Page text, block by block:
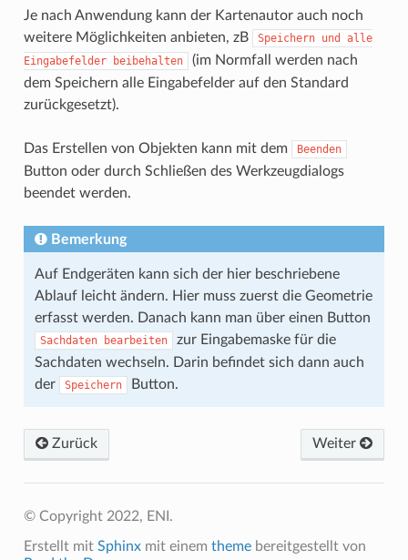
Je nach Anwendung kann der Kartenautor auch noch
weitere Möglichkeiten anbieten, zB
Speichern und
alle
Eingabefelder
beibehalten
(im Normfall werden nach
dem Speichern alle Eingabefelder auf den Standard
zurückgesetzt).
Das Erstellen von Objekten kann mit dem Beenden
Button oder durch Schließen des Werkzeugdialogs
beendet werden.
Bemerkung
Auf Endgeräten kann sich der hier beschriebene
Ablauf leicht ändern. Hier muss zuerst die Geometrie
erfasst werden. Danach kann man über einen Button
Sachdaten bearbeiten
zur Eingabemaske für die
Sachdaten wechseln. Darin befindet sich dann auch
der
Speichern Button.
Zurück Weiter
© Copyright 2022, ENI.
Erstellt mit Sphinxmit einem themebereitgestellt von